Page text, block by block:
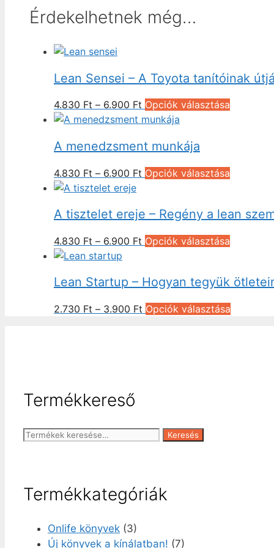
Érdekelhetnek még…
Lean Sensei – A Toyota tanítóinak
4.830 Ft – 6.900 Ft Ártartomány:
4.830 Ft
6.900 Ft
Opciók választása
van.
a
A menedzsment munkája
4.830 Ft – 6.900 Ft Ártartomány:
6.900 Ft
Opciók választása
több
van.
a
A tisztelet ereje – Regény a lean
4.830 Ft – 6.900 Ft Ártartomány:
6.900 Ft
Opciók választása
több
van.
Lean Startup – Hogyan tegyük
2.730 Ft – 3.900 Ft Ártartomány:
Opciók választása
Termékkereső
Keresés
Keresés
Termékkategóriák
Onlife könyvek (3)
Új könyvek a kínálatban! (7)